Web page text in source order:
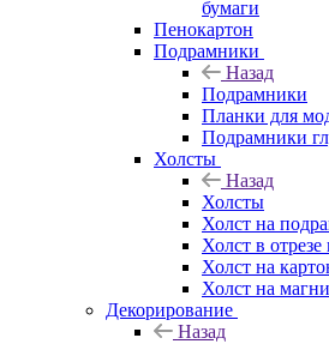
бумаги
Пенокартон
Подрамники
Назад
Подрамники
Планки для
Подрамники
Холсты
Назад
Холсты
Холст на
Холст в
Холст на
Холст на
Декорирование
Назад